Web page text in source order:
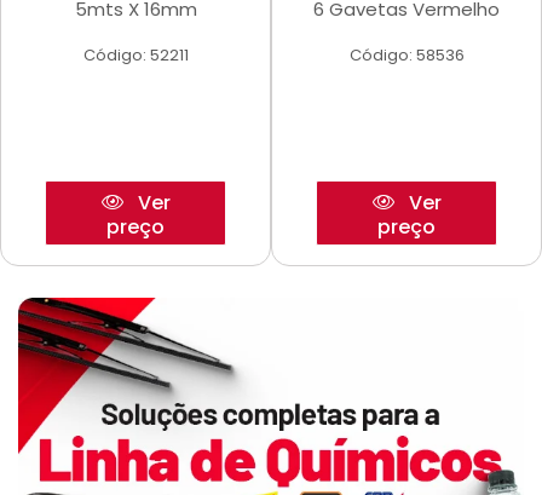
5mts X 16mm
Código: 52211
Ver
preço
6 Gavetas Vermelho
Código: 58536
Ver
preço